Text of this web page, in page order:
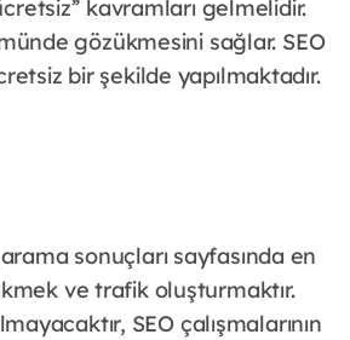
kavramları gelmelidir.
gözükmesini sağlar. SEO
bir şekilde yapılmaktadır.
sonuçları sayfasında en
ve trafik oluşturmaktır.
SEO çalışmalarının